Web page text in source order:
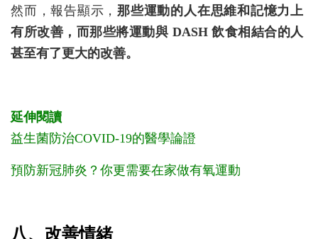
然而，報告顯示，那些運動的人在思維和記憶力上
有所改善，而那些將運動與 DASH 飲食相結合的人
甚至有了更大的改善。
延伸閱讀
益生菌防治COVID-19的醫學論證
預防新冠肺炎？你更需要在家做有氧運動
八、改善情緒